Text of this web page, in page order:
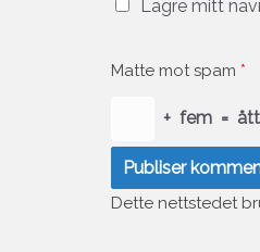
Lagre mitt
Matte mot spam *
+ fem =
Dette nettstedet